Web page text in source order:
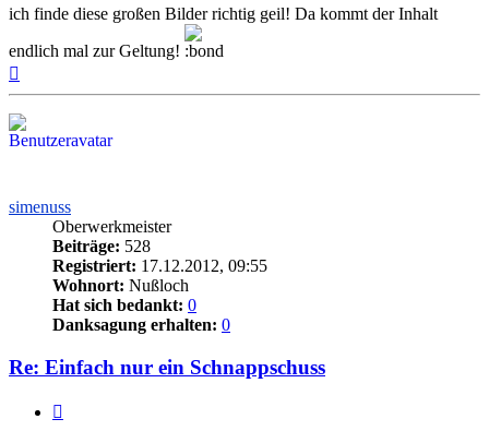
ich finde diese großen Bilder richtig geil! Da kommt der Inhalt
endlich mal zur Geltung!
simenuss
Oberwerkmeister
Beiträge: 528
Registriert: 17.12.2012, 09:55
Wohnort: Nußloch
Hat sich bedankt: 0
Danksagung erhalten: 0
Re: Einfach nur ein Schnappschuss